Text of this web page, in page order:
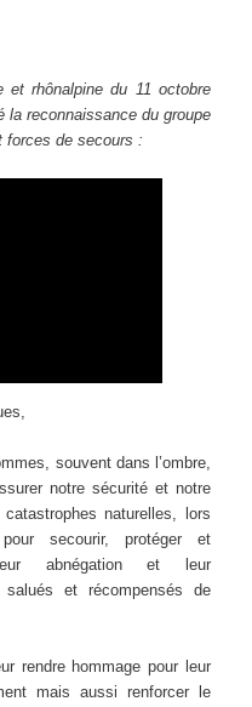
et rhônalpine du 11 octobre
la reconnaissance du groupe
forces de secours :
souvent dans l’ombre,
notre sécurité et notre
naturelles, lors
secourir, protéger et
abnégation et leur
salués et récompensés de
rendre hommage pour leur
mais aussi renforcer le